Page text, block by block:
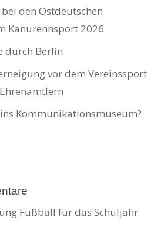
den Ostdeutschen
Kanurennsport 2026
durch Berlin
vor dem Vereinssport
Kommunikationsmuseum?
Fußball für das Schuljahr